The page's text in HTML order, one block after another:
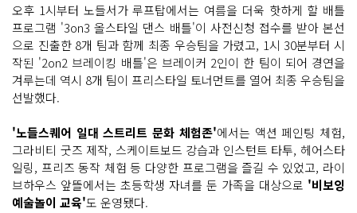
오후 1시부터 노들서가 루프탑에서는 여름을 더욱 핫하게 할 배틀
프로그램 '3on3 올스타일 댄스 배틀'이 사전신청 접수를 받아 본선
으로 진출한 8개 팀과 함께 최종 우승팀을 가렸고, 1시 30분부터 시
작된 '2on2 브레이킹 배틀'은 브레이커 2인이 한 팀이 되어 경연을
겨루는데 역시 8개 팀이 프리스타일 토너먼트를 열어 최종 우승팀을
선발했다.
'노들스퀘어 일대 스트리트 문화 체험존'에서는 액션 페인팅 체험,
그라비티 굿즈 제작, 스케이트보드 강습과 인스턴트 타투, 헤어스타
일링, 프리즈 동작 체험 등 다양한 프로그램을 즐길 수 있었고, 라이
브하우스 앞뜰에서는 초등학생 자녀를 둔 가족을 대상으로 '비보잉
예술놀이 교육'도 운영됐다.